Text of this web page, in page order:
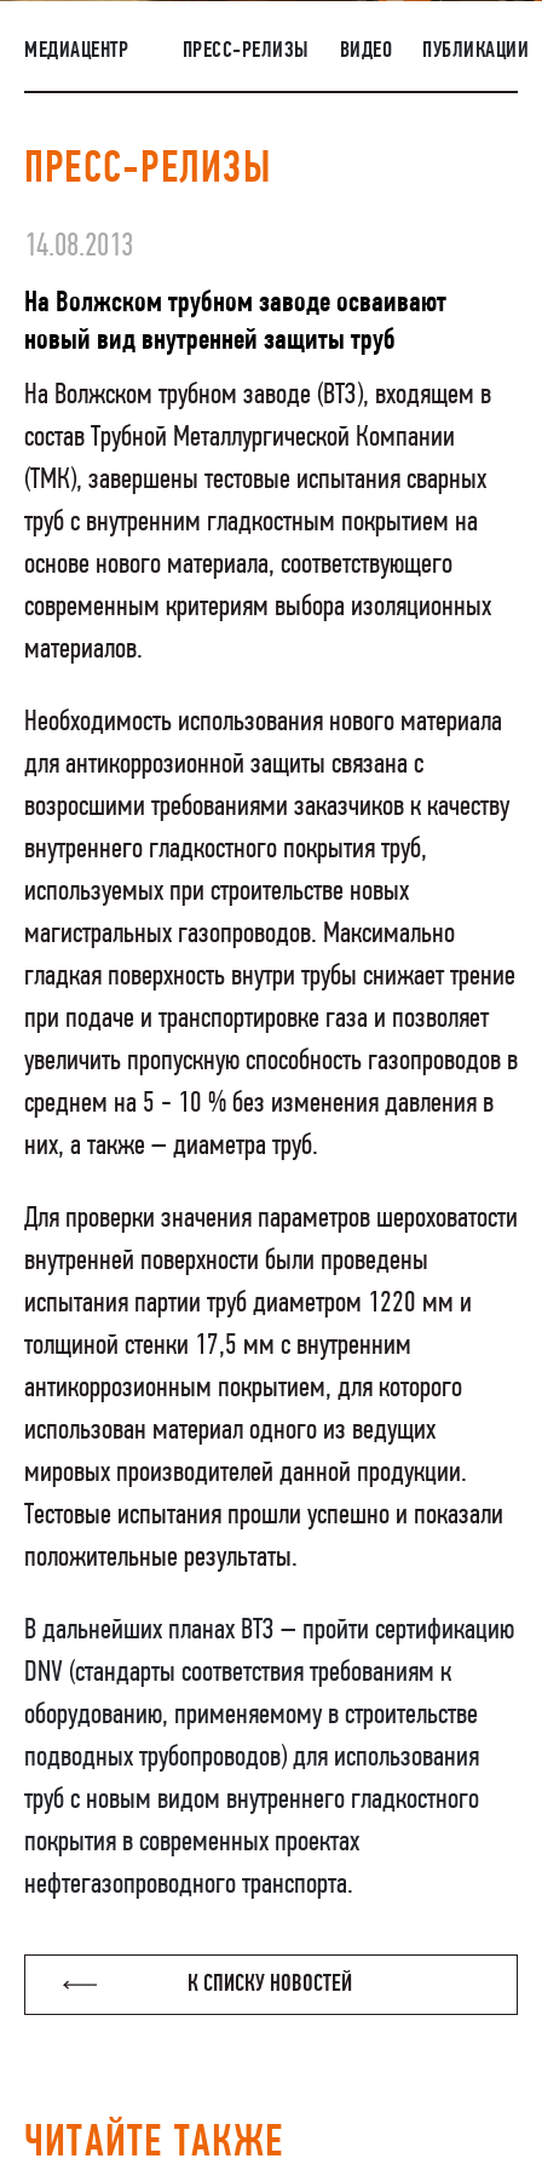
НАШИ ЛЮДИ
ОКРУЖАЮЩАЯ СРЕДА
ЗАКУПКИ
МЕДИАЦЕНТР ПРЕСС-РЕЛИЗЫ ВИДЕО ПУБЛИКАЦИИ
ПРЕСС-РЕЛИЗЫ
14.08.2013
На Волжском трубном заводе осваивают
новый вид внутренней защиты труб
На Волжском трубном заводе (ВТЗ), входящем в
состав Трубной Металлургической Компании
(ТМК), завершены тестовые испытания сварных
труб с внутренним гладкостным покрытием на
основе нового материала, соответствующего
современным критериям выбора изоляционных
материалов.
Необходимость использования нового материала
для антикоррозионной защиты связана с
возросшими требованиями заказчиков к качеству
внутреннего гладкостного покрытия труб,
используемых при строительстве новых
магистральных газопроводов. Максимально
гладкая поверхность внутри трубы снижает трение
при подаче и транспортировке газа и позволяет
увеличить пропускную способность газопроводов в
среднем на 5 - 10 % без изменения давления в
них, а также – диаметра труб.
Для проверки значения параметров шероховатости
внутренней поверхности были проведены
испытания партии труб диаметром 1220 мм и
толщиной стенки 17,5 мм с внутренним
антикоррозионным покрытием, для которого
использован материал одного из ведущих
мировых производителей данной продукции.
Тестовые испытания прошли успешно и показали
положительные результаты.
В дальнейших планах ВТЗ – пройти сертификацию
DNV (стандарты соответствия требованиям к
оборудованию, применяемому в строительстве
подводных трубопроводов) для использования
труб с новым видом внутреннего гладкостного
покрытия в современных проектах
нефтегазопроводного транспорта.
К СПИСКУ НОВОСТЕЙ
ЧИТАЙТЕ ТАКЖЕ